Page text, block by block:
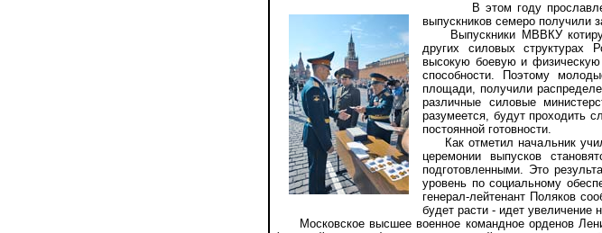
В этом году
выпускников семеро получили
Выпускники МВВКУ
других силовых структурах
высокую боевую и физическую
способности. Поэтому
площади, получили
различные силовые
разумеется, будут проходить
постоянной готовности.
Как отметил начальник
церемонии выпусков
подготовленными. Это
уровень по социальному
генерал-лейтенант Поляков
будет расти - идет увеличение
Московское высшее военное командное орденов